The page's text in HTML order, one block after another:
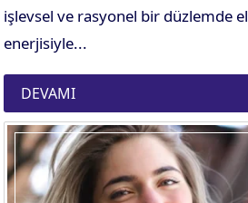
işlevsel ve rasyonel bir düzlemde ele
enerjisiyle...
DEVAMI